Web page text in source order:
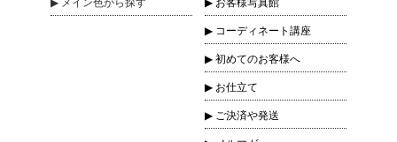
メイン色から探す お客様写真館
コーディネート講座
初めてのお客様へ
お仕立て
ご決済や発送